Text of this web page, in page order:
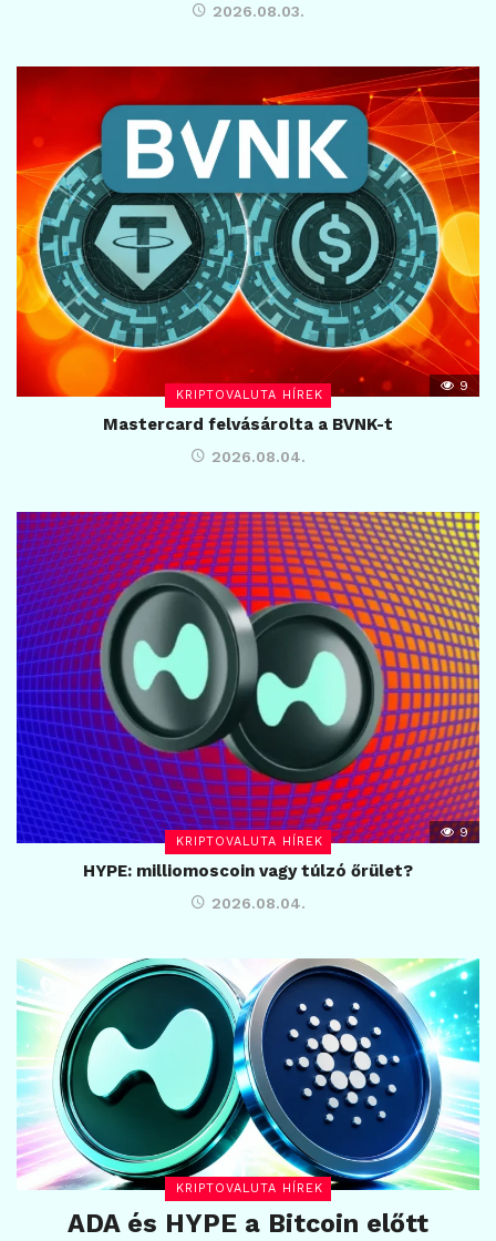
2026.08.03.
KRIPTOVALUTA HÍREK
9
Mastercard felvásárolta a BVNK-t
2026.08.04.
KRIPTOVALUTA HÍREK
9
HYPE: milliomoscoin vagy túlzó őrület?
2026.08.04.
KRIPTOVALUTA HÍREK
ADA és HYPE a Bitcoin előtt